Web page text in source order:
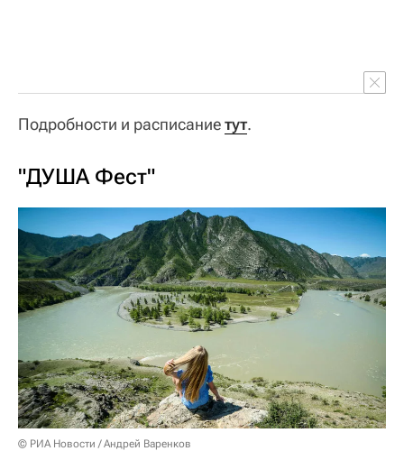
Подробности и расписаниетут.
"ДУША Фест"
© РИА Новости / Андрей Варенков